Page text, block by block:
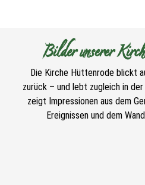
Bilder unserer
Die Kirche Hüttenrode blickt
zurück – und lebt zugleich in
zeigt Impressionen aus dem
Ereignissen und dem